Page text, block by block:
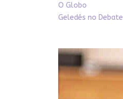
O Globo
Geledés no Debate